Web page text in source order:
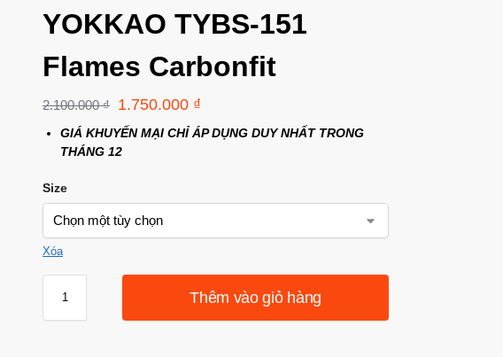
YOKKAO TYBS-151
Flames Carbonfit
2.100.000₫ 1.750.000 ₫
GIÁ KHUYẾN MẠI CHỈ ÁP DỤNG DUY NHẤT TRONG
THÁNG 12
Size
Xóa
Thêm vào giỏ hàng